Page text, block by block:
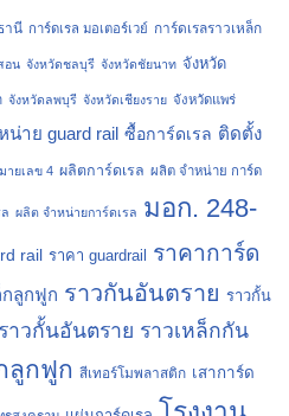
านี การ์ดเรล มอเตอร์เวย์ การ์ดเรลราวเหล็ก
อน จังหวัดชลบุรี จังหวัดชัยนาท จังหวัด
จังหวัดลพบุรี จังหวัดเชียงราย จังหวัดแพร่
น่าย guard rail ซื้อการ์ดเรล ติดตั้ง
ายเลข 4 ผลิตการ์ดเรล ผลิต จำหน่าย การ์ด
ผลิต จำหน่ายการ์ดเรล มอก. 248-
rail ราคา guardrail
ราคาการ์ด
กลูกฟูก ราวกันอันตราย ราวกั้น
ราวกั้นอันตราย ราวเหล็กกัน
ลูกฟูก สีเทอร์โมพลาสติก เสาการ์ด